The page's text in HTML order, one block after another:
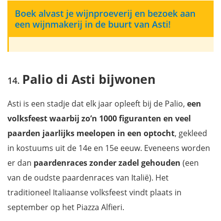
Boek alvast je wijnproeverij en bezoek aan
een wijnmakerij in de buurt van Asti!
Palio di Asti bijwonen
Asti is een stadje dat elk jaar opleeft bij de Palio, een
volksfeest waarbij zo’n 1000 figuranten en veel
paarden jaarlijks meelopen in een optocht, gekleed
in kostuums uit de 14e en 15e eeuw. Eveneens worden
er dan paardenraces zonder zadel gehouden (een
van de oudste paardenraces van Italië). Het
traditioneel Italiaanse volksfeest vindt plaats in
september op het Piazza Alfieri.